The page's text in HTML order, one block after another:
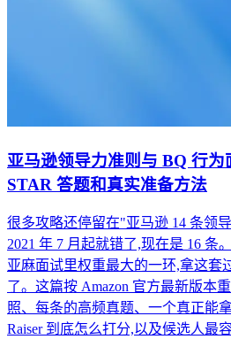
亚马逊领导力准则与 BQ 行为
STAR 答题和真实准备方法
很多攻略还停留在"亚马逊 14 条
2021 年 7 月起就错了,现在是 16 条
亚麻面试里权重最大的一环,拿这套
了。这篇按 Amazon 官方最新版本
照、每条的高频真题、一个真正能
Raiser 到底怎么打分,以及候选人最